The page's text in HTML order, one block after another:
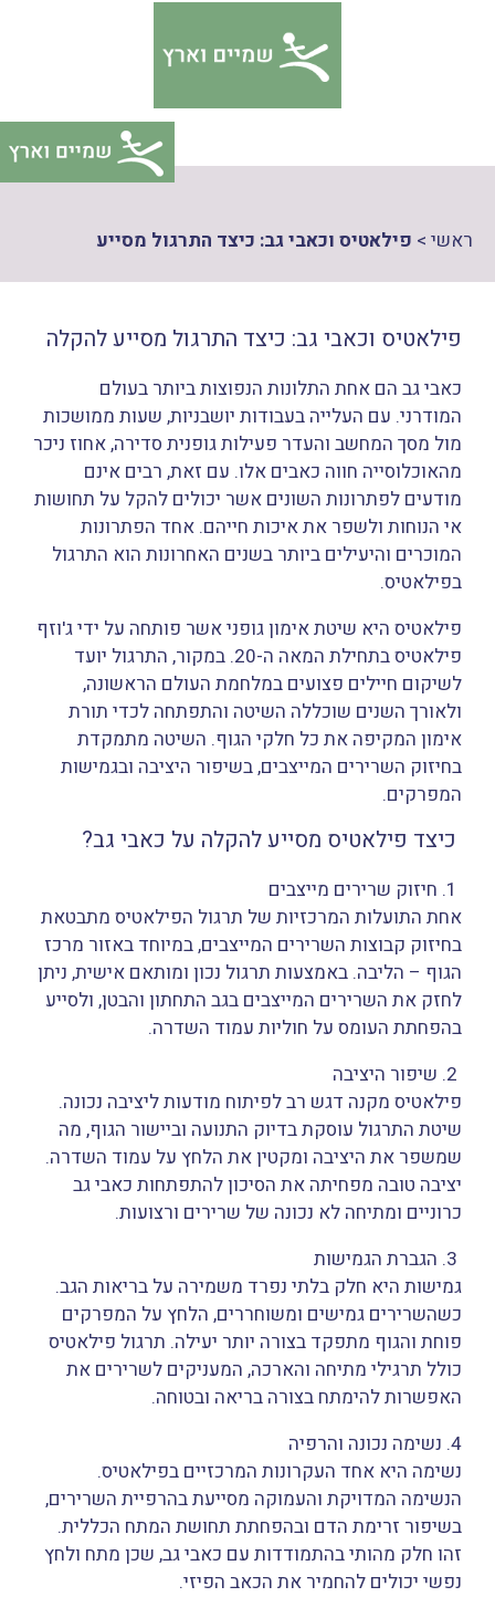
ראשי > פילאטיס וכאבי גב: כיצד התרגול מסייע
פילאטיס וכאבי גב: כיצד התרגול מסייע להקלה
כאבי גב הם אחת התלונות הנפוצות ביותר בעולם
המודרני. עם העלייה בעבודות יושבניות, שעות ממושכות
מול מסך המחשב והעדר פעילות גופנית סדירה, אחוז ניכר
מהאוכלוסייה חווה כאבים אלו. עם זאת, רבים אינם
מודעים לפתרונות השונים אשר יכולים להקל על תחושות
אי הנוחות ולשפר את איכות חייהם. אחד הפתרונות
המוכרים והיעילים ביותר בשנים האחרונות הוא התרגול
בפילאטיס.
פילאטיס היא שיטת אימון גופני אשר פותחה על ידי ג'וזף
פילאטיס בתחילת המאה ה-20. במקור, התרגול יועד
לשיקום חיילים פצועים במלחמת העולם הראשונה,
ולאורך השנים שוכללה השיטה והתפתחה לכדי תורת
אימון המקיפה את כל חלקי הגוף. השיטה מתמקדת
בחיזוק השרירים המייצבים, בשיפור היציבה ובגמישות
המפרקים.
כיצד פילאטיס מסייע להקלה על כאבי גב?
אחת התועלות המרכזיות של תרגול הפילאטיס מתבטאת
בחיזוק קבוצות השרירים המייצבים, במיוחד באזור מרכז
הגוף – הליבה. באמצעות תרגול נכון ומותאם אישית, ניתן
לחזק את השרירים המייצבים בגב התחתון והבטן, ולסייע
בהפחתת העומס על חוליות עמוד השדרה.
פילאטיס מקנה דגש רב לפיתוח מודעות ליציבה נכונה.
שיטת התרגול עוסקת בדיוק התנועה וביישור הגוף, מה
שמשפר את היציבה ומקטין את הלחץ על עמוד השדרה.
יציבה טובה מפחיתה את הסיכון להתפתחות כאבי גב
כרוניים ומתיחה לא נכונה של שרירים ורצועות.
גמישות היא חלק בלתי נפרד משמירה על בריאות הגב.
כשהשרירים גמישים ומשוחררים, הלחץ על המפרקים
פוחת והגוף מתפקד בצורה יותר יעילה. תרגול פילאטיס
כולל תרגילי מתיחה והארכה, המעניקים לשרירים את
האפשרות להימתח בצורה בריאה ובטוחה.
4. נשימה נכונה והרפיה
נשימה היא אחד העקרונות המרכזיים בפילאטיס.
הנשימה המדויקת והעמוקה מסייעת בהרפיית השרירים,
בשיפור זרימת הדם ובהפחתת תחושת המתח הכללית.
זהו חלק מהותי בהתמודדות עם כאבי גב, שכן מתח ולחץ
נפשי יכולים להחמיר את הכאב הפיזי.